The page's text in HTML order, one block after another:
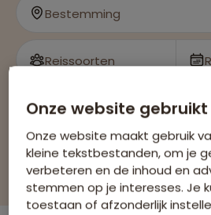
Bestemming
Reissoorten
Bekijk 1 reis
Filteren &
Onze website
Onze website maakt gebruik
kleine tekstbestanden, om je
verbeteren en de inhoud en
stemmen op je interesses. Je
toestaan of afzonderlijk